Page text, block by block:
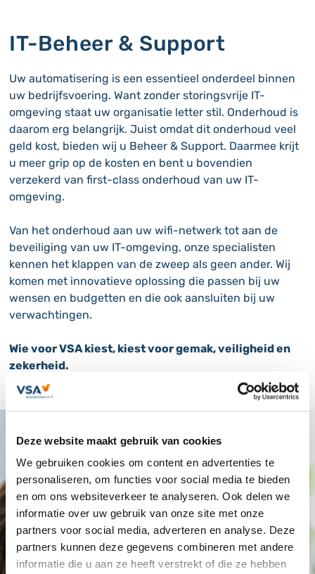
Deze website maakt gebruik van cookies
We gebruiken cookies om content en advertenties te
personaliseren, om functies voor social media te bieden
en om ons websiteverkeer te analyseren. Ook delen we
informatie over uw gebruik van onze site met onze
partners voor social media, adverteren en analyse. Deze
partners kunnen deze gegevens combineren met andere
informatie die u aan ze heeft verstrekt of die ze hebben
IT-Beheer & Support
Uw automatisering is een essentieel onderdeel binnen
uw bedrijfsvoering. Want zonder storingsvrije IT-
omgeving staat uw organisatie letter stil. Onderhoud is
daarom erg belangrijk. Juist omdat dit onderhoud veel
geld kost, bieden wij u Beheer & Support. Daarmee krijt
u meer grip op de kosten en bent u bovendien
verzekerd van first-class onderhoud van uw IT-
omgeving.
Van het onderhoud aan uw wifi-netwerk tot aan de
beveiliging van uw IT-omgeving, onze specialisten
kennen het klappen van de zweep als geen ander. Wij
komen met innovatieve oplossing die passen bij uw
wensen en budgetten en die ook aansluiten bij uw
verwachtingen.
Wie voor VSA kiest, kiest voor gemak, veiligheid en
zekerheid.
Kennismaken
Wilt u kennismaken met onze IT-experts voor